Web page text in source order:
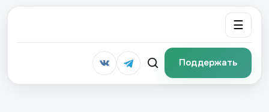
☰
Поддержать